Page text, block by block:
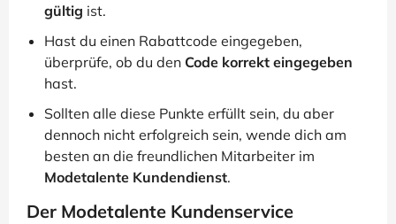
gültig ist.
Hast du einen Rabattcode eingegeben,
überprüfe, ob du den Code korrekt eingegeben
hast.
Sollten alle diese Punkte erfüllt sein, du aber
dennoch nicht erfolgreich sein, wende dich am
besten an die freundlichen Mitarbeiter im
Modetalente Kundendienst.
Der Modetalente Kundenservice